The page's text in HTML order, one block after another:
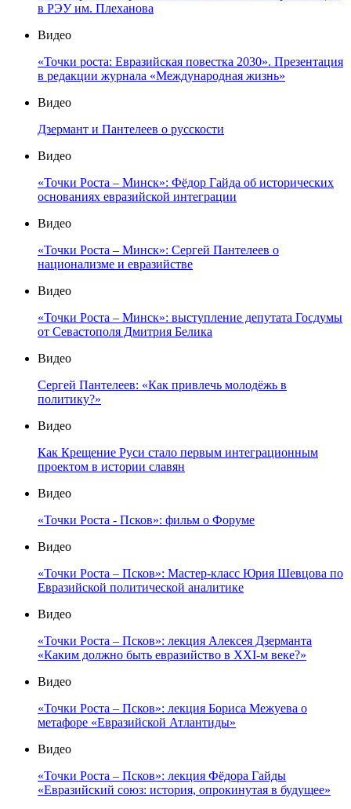
в РЭУ им. Плеханова
Видео
«Точки роста: Евразийская повестка 2030». Презентация
в редакции журнала «Международная жизнь»
Видео
Дзермант и Пантелеев о русскости
Видео
«Точки Роста – Минск»: Фёдор Гайда об исторических
основаниях евразийской интеграции
Видео
«Точки Роста – Минск»: Сергей Пантелеев о
национализме и евразийстве
Видео
«Точки Роста – Минск»: выступление депутата Госдумы
от Севастополя Дмитрия Белика
Видео
Сергей Пантелеев: «Как привлечь молодёжь в
политику?»
Видео
Как Крещение Руси стало первым интеграционным
проектом в истории славян
Видео
«Точки Роста - Псков»: фильм о Форуме
Видео
«Точки Роста – Псков»: Мастер-класс Юрия Шевцова по
Евразийской политической аналитике
Видео
«Точки Роста – Псков»: лекция Алексея Дзерманта
«Каким должно быть евразийство в XXI-м веке?»
Видео
«Точки Роста – Псков»: лекция Бориса Межуева о
метафоре «Евразийской Атлантиды»
Видео
«Точки Роста – Псков»: лекция Фёдора Гайды
«Евразийский союз: история, опрокинутая в будущее»